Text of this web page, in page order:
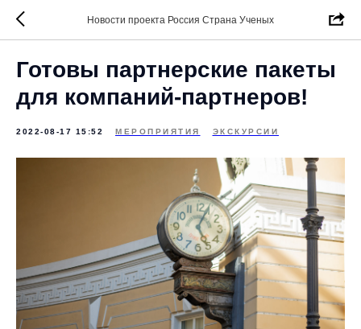
Новости проекта Россия Страна Ученых
Готовы партнерские пакеты
для компаний-партнеров!
2022-08-17 15:52 МЕРОПРИЯТИЯ ЭКСКУРСИИ